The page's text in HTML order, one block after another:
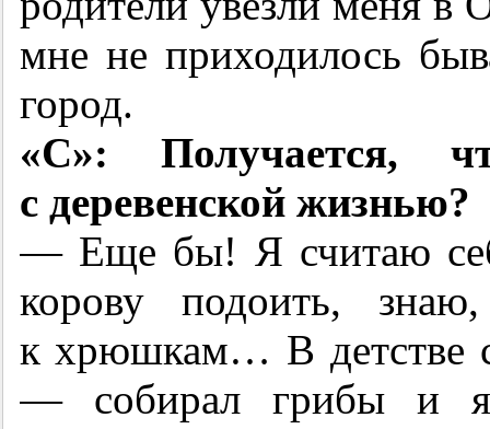
мне не приходилось
город.
«С»: Получается,
с деревенской жизнью?
— Еще бы! Я считаю
корову подоить,
к хрюшкам… В детстве
— собирал грибы и